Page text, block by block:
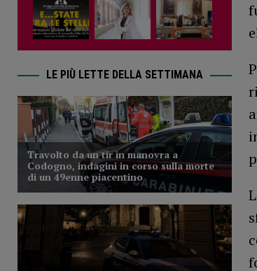
LE PIÙ LETTE DELLA SETTIMANA